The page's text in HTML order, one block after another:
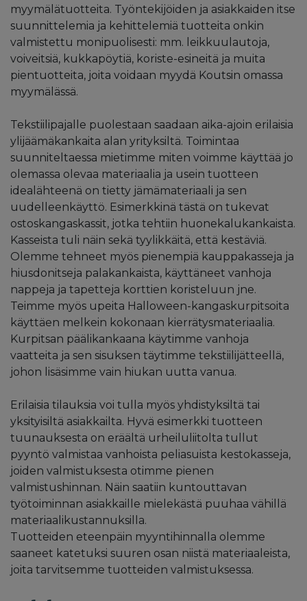
myymälätuotteita. Työntekijöiden ja asiakkaiden itse
suunnittelemia ja kehittelemiä tuotteita onkin
valmistettu monipuolisesti: mm. leikkuulautoja,
voiveitsiä, kukkapöytiä, koriste-esineitä ja muita
pientuotteita, joita voidaan myydä Koutsin omassa
myymälässä.
Tekstiilipajalle puolestaan saadaan aika-ajoin erilaisia
ylijäämäkankaita alan yrityksiltä. Toimintaa
suunniteltaessa mietimme miten voimme käyttää jo
olemassa olevaa materiaalia ja usein tuotteen
idealähteenä on tietty jämämateriaali ja sen
uudelleenkäyttö. Esimerkkinä tästä on tukevat
ostoskangaskassit, jotka tehtiin huonekalukankaista.
Kasseista tuli näin sekä tyylikkäitä, että kestäviä.
Olemme tehneet myös pienempiä kauppakasseja ja
hiusdonitseja palakankaista, käyttäneet vanhoja
nappeja ja tapetteja korttien koristeluun jne.
Teimme myös upeita Halloween-kangaskurpitsoita
käyttäen melkein kokonaan kierrätysmateriaalia.
Kurpitsan päälikankaana käytimme vanhoja
vaatteita ja sen sisuksen täytimme tekstiilijätteellä,
johon lisäsimme vain hiukan uutta vanua.
Erilaisia tilauksia voi tulla myös yhdistyksiltä tai
yksityisiltä asiakkailta. Hyvä esimerkki tuotteen
tuunauksesta on eräältä urheiluliitolta tullut
pyyntö valmistaa vanhoista peliasuista kestokasseja,
joiden valmistuksesta otimme pienen
valmistushinnan. Näin saatiin kuntouttavan
työtoiminnan asiakkaille mielekästä puuhaa vähillä
materiaalikustannuksilla.
Tuotteiden eteenpäin myyntihinnalla olemme
saaneet katetuksi suuren osan niistä materiaaleista,
joita tarvitsemme tuotteiden valmistuksessa.